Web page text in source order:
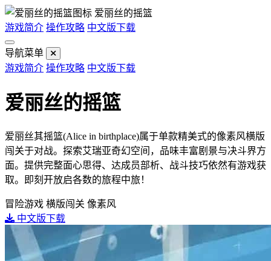
爱丽丝的摇篮
游戏简介 操作攻略 中文版下载
导航菜单
游戏简介 操作攻略 中文版下载
爱丽丝的摇篮
爱丽丝其摇篮(Alice in birthplace)属于单款精美式的像素风横版
闯关于对战。探索艾瑞亚奇幻空间，品味丰富剧景与决斗界方
面。提供完整面心思得、达成员部析、战斗技巧依然有游戏获
取。即刻开放启各数的旅程中旅！
冒险游戏 横版闯关 像素风
中文版下载